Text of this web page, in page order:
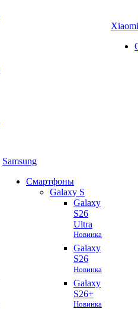
Samsung
Смартфоны
Galaxy S
Galaxy
S26
Ultra
Новинка
Galaxy
S26
Новинка
Galaxy
S26+
Новинка
Xiaomi